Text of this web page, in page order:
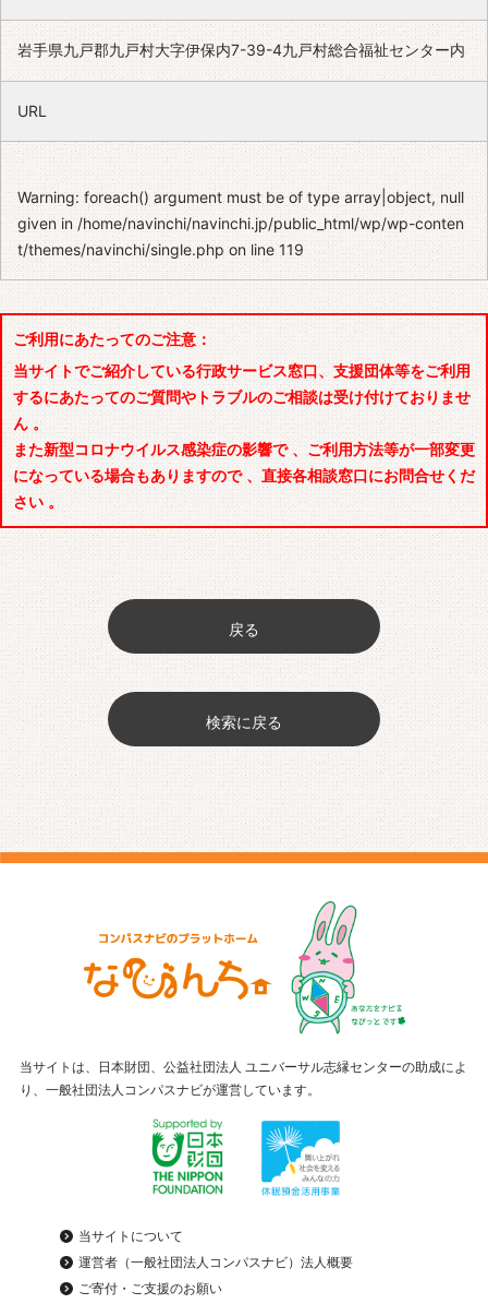
岩手県九戸郡九戸村大字伊保内7-39-4九戸村総合福祉センター内
URL
Warning: foreach() argument must be of type array|object, null
given in/home/navinchi/navinchi.jp/public_html/wp/wp-conten
t/themes/navinchi/single.php on line119
ご利用にあたってのご注意：
当サイトでご紹介している行政サービス窓口、支援団体等をご利用
するにあたってのご質問やトラブルのご相談は受け付けておりませ
ん 。
また新型コロナウイルス感染症の影響で 、ご利用方法等が一部変更
になっている場合もありますので 、直接各相談窓口にお問合せくだ
さい 。
戻る
検索に戻る
当サイトは、日本財団、公益社団法人 ユニバーサル志縁センターの助成によ
り、一般社団法人コンパスナビが運営しています。
当サイトについて
運営者（一般社団法人コンパスナビ）法人概要
ご寄付・ご支援のお願い